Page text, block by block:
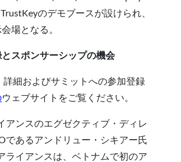
のデモブースが設けられ、
場となる。
スポンサーシップの機会
詳細およびサミットへの参加登録
ウェブサイトをご覧ください。
アンスのエグゼクティブ・ディレ
であるアンドリュー・シキアー氏
ライアンスは、ベトナムで初のア